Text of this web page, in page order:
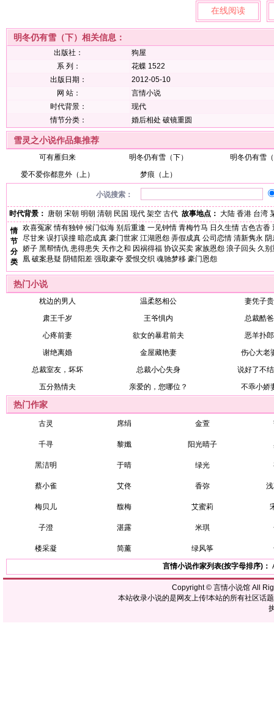
在线阅读
明冬仍有雪（下）相关信息：
出版社：
狗屋
系 列：
花蝶 1522
出版日期：
2012-05-10
网 站：
言情小说
时代背景：
现代
情节分类：
婚后相处 破镜重圆
雪灵之小说作品集推荐
可有雁归来 明冬仍有雪（下）
明冬仍有雪
爱不爱你都意外（上）
梦痕（上）
小说搜索：
时代背景： 唐朝 宋朝 明朝 清朝 民国 现代 架空 古代 故事地点： 大陆 香港 台湾
情
节
分
类
欢喜冤家 情有独钟 候门似海 别后重逢 一见钟情 青梅竹马 日久生情 古色古香
尽甘来 误打误撞 暗恋成真 豪门世家 江湖恩怨 弄假成真 公司恋情 清新隽永
娇子 黑帮情仇 患得患失 天作之和 因祸得福 协议买卖 家族恩怨 浪子回头 久别
凰 破案悬疑 阴错阳差 强取豪夺 爱恨交织 魂驰梦移 豪门恩怨
热门小说
枕边的男人 温柔怒相公
妻凭子贵
肃王千岁
王爷惧内
总裁酷爸
心疼前妻
欲女的暴君前夫
恶羊扑郎
谢绝离婚
金屋藏艳妻
伤心大老
总裁室友，坏坏
总裁小心失身
说好了不
五分熟情夫
亲爱的，您哪位？ 不乖小娇
热门作家
古灵 席绢 金萱
千寻 黎孅 阳光晴子
黑洁明 于晴 绿光
蔡小雀 艾佟 香弥
梅贝儿 馥梅 艾蜜莉
子澄 湛露 米琪
楼采凝 简薰 绿风筝
言情小说作家列表(按字母排序)：
Copyright © 言情小说馆All
本站收录小说的是网友上传!本站的所有社区话